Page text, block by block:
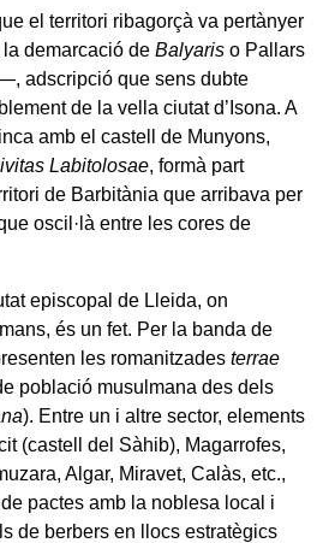
el territori ribagorçà va pertànyer
demarcació de Balyaris o Pallars
adscripció que sens dubte
de la vella ciutat d’Isona. A
amb el castell de Munyons,
Labitolosae, formà part
de Barbitània que arribava per
oscil·là entre les cores de
episcopal de Lleida, on
és un fet. Per la banda de
les romanitzades terrae
població musulmana des dels
). Entre un i altre sector, elements
(castell del Sàhib), Magarrofes,
Algar, Miravet, Calàs, etc.,
pactes amb la noblesa local i
de berbers en llocs estratègics